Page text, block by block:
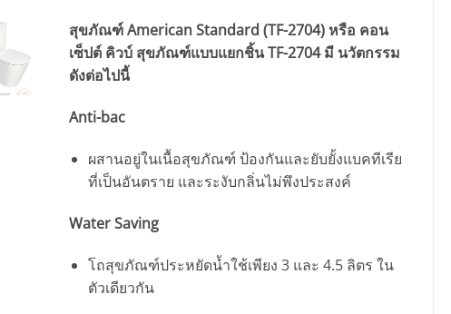
สุขภัณฑ์ American Standard (TF-2704) หรือ คอน
เซ็ปต์ คิวบ์ สุขภัณฑ์แบบแยกชิ้น TF-2704 มี นวัตกรรม
ดังต่อไปนี้
Anti-bac
ผสานอยู่ในเนื้อสุขภัณฑ์ ป้องกันและยับยั้งแบคทีเรีย
ที่เป็นอันตราย และระงับกลิ่นไม่พึงประสงค์
Water Saving
โถสุขภัณฑ์ประหยัดน้ำใช้เพียง 3 และ 4.5 ลิตร ใน
ตัวเดียวกัน